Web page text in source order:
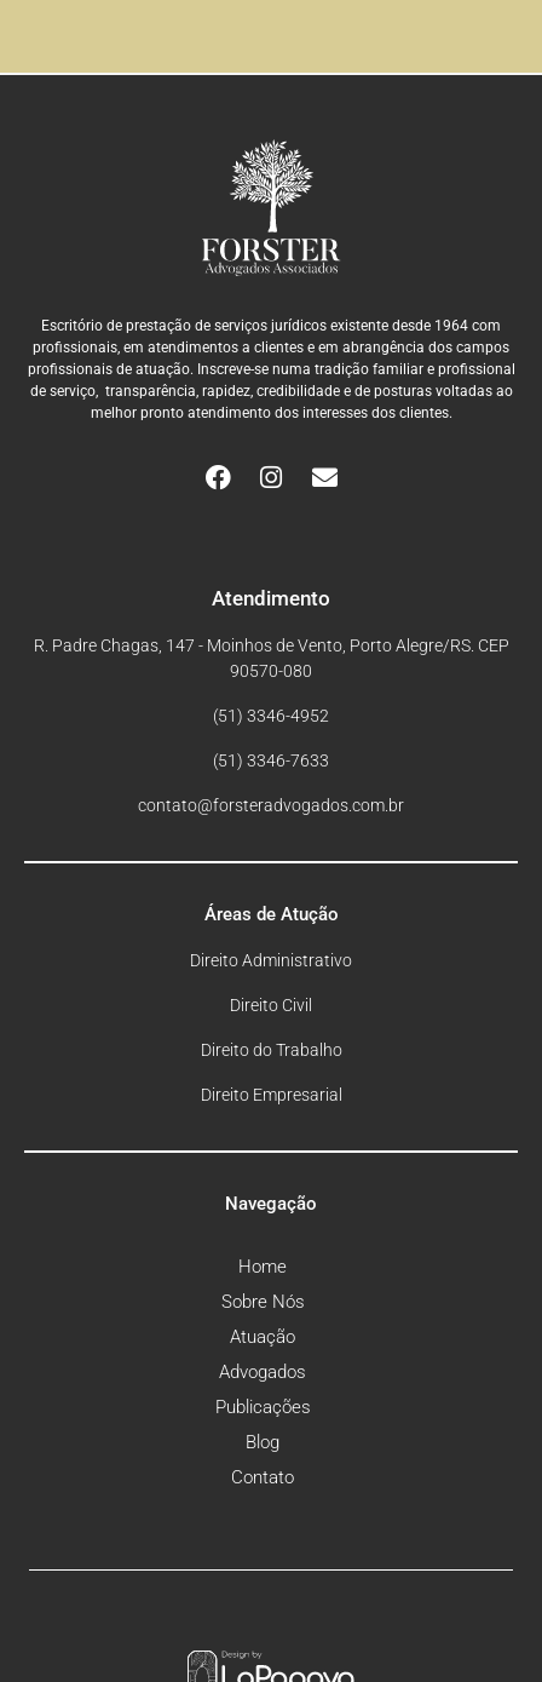
Navegação
Home
Sobre Nós
Atuação
Advogados
Publicações
Blog
Contato
Áreas de Atução
Direito Administrativo
Direito Civil
Direito do Trabalho
Direito Empresarial
Atendimento
R. Padre Chagas, 147 - Moinhos de Vento, Porto Alegre/RS. CEP
90570-080
(51) 3346-4952
(51) 3346-7633
contato@forsteradvogados.com.br
Escritório de prestação de serviços jurídicos existente desde 1964 com
profissionais, em atendimentos a clientes e em abrangência dos campos
profissionais de atuação. Inscreve-se numa tradição familiar e profissional
de serviço, transparência, rapidez, credibilidade e de posturas voltadas ao
melhor pronto atendimento dos interesses dos clientes.